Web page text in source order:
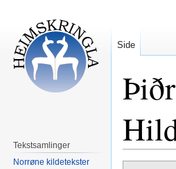
Side
Tekstsamlinger
Norrøne kildetekster